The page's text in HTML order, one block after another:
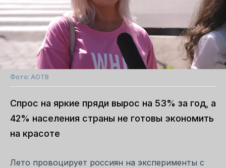
Фото: АОТВ
Спрос на яркие пряди вырос на 53% за год, а
42% населения страны не готовы экономить
на красоте
Лето провоцирует россиян на эксперименты с